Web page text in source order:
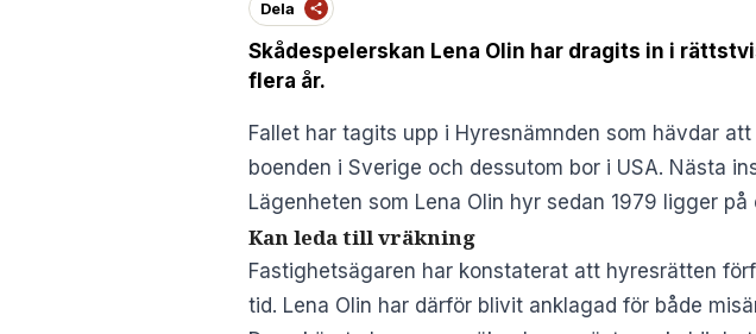
Dela
Skådespelerskan Lena Olin har dragits in i
flera år.
Fallet har tagits upp i Hyresnämnden som hävdar
boenden i Sverige och dessutom bor i USA. Nästa
Lägenheten som Lena Olin hyr sedan 1979 ligger
Kan leda till vräkning
Fastighetsägaren har konstaterat att hyresrätten
tid. Lena Olin har därför blivit anklagad för både